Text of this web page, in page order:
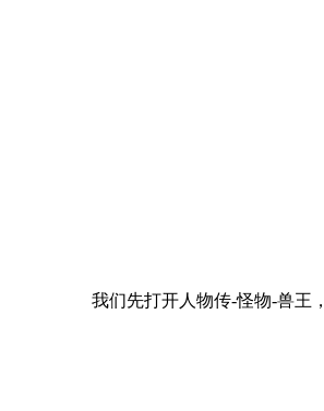
我们先打开人物传-怪物-兽王，